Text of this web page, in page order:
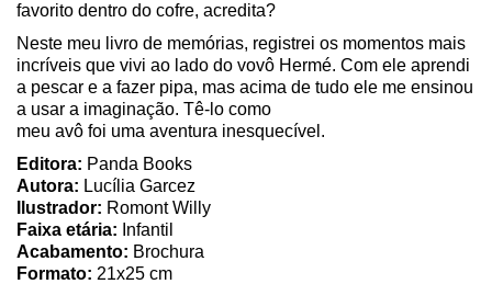
favorito dentro do cofre, acredita?
Neste meu livro de memórias, registrei os momentos mais
incríveis que vivi ao lado do vovô Hermé. Com ele aprendi
a pescar e a fazer pipa, mas acima de tudo ele me ensinou
a usar a imaginação. Tê-lo como
meu avô foi uma aventura inesquecível.
Editora: Panda Books
Autora: Lucília Garcez
Ilustrador: Romont Willy
Faixa etária: Infantil
Acabamento: Brochura
Formato: 21x25 cm